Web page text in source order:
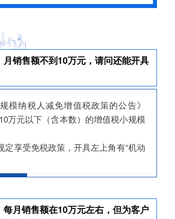
销售额不到10万元，请问还能开具
模纳税人减免增值税政策的公告》
万元以下（含本数）的增值税小规模
享受免税政策，开具左上角有“机动
月销售额在10万元左右，但为客户